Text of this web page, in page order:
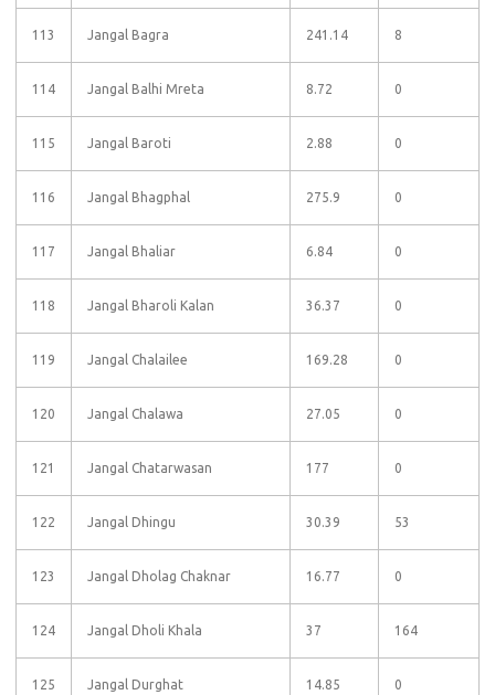
113 Jangal Bagra 241.14 8
114 Jangal Balhi Mreta 8.72 0
115 Jangal Baroti 2.88 0
116 Jangal Bhagphal 275.9 0
117 Jangal Bhaliar 6.84 0
118 Jangal Bharoli Kalan 36.37 0
119 Jangal Chalailee 169.28 0
120 Jangal Chalawa 27.05 0
121 Jangal Chatarwasan 177 0
122 Jangal Dhingu 30.39 53
123 Jangal Dholag Chaknar 16.77 0
124 Jangal Dholi Khala 37 164
125 Jangal Durghat 14.85 0